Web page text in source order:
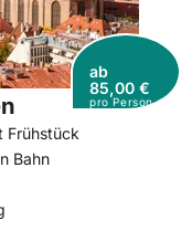
ab
85,00 €
pro Person
Frühstück
Bahn